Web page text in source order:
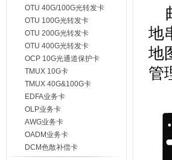
OTU 40G/100G光转发卡
OTU 100G光转发卡
OTU 200G光转发卡
OTU 400G光转发卡
OCP 10G光通道保护卡
TMUX 10G卡
TMUX 40G&100G卡
EDFA业务卡
OLP业务卡
AWG业务卡
OADM业务卡
DCM色散补偿卡
地
地
管